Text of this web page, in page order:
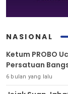
NASIONAL
Ketum PROBO
Persatuan
6 bulan yang lalu